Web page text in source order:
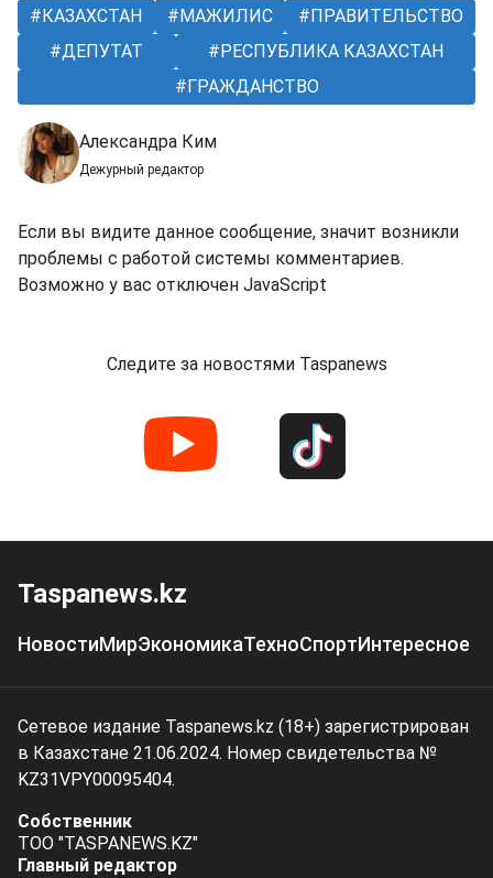
КАЗАХСТАН МАЖИЛИС
ПРАВИТЕЛЬСТВО
ДЕПУТАТ
РЕСПУБЛИКА КАЗАХСТАН
ГРАЖДАНСТВО
Александра Ким
Дежурный редактор
Если вы видите данное сообщение, значит возникли
проблемы с работой системы комментариев.
Возможно у вас отключен JavaScript
Следите за новостями Taspanews
Taspanews.kz
НовостиМирЭкономикаТехноСпортИнтересное
Сетевое издание Taspanews.kz (18+) зарегистрирован
в Казахстане 21.06.2024. Номер свидетельства №
KZ31VPY00095404.
Собственник
ТОО "TASPANEWS.KZ"
Главный редактор